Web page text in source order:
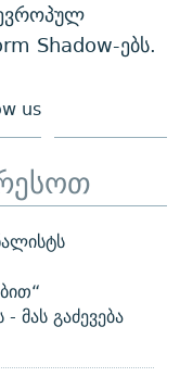
Shadow-ებს.
us
მას გაძევება